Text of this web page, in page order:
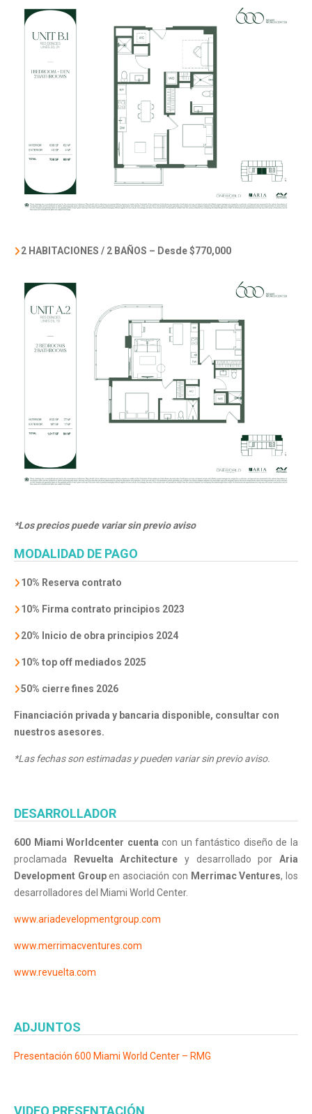
2 HABITACIONES / 2 BAÑOS – Desde $770,000
*Los precios puede variar sin previo aviso
MODALIDAD DE PAGO
10% Reserva contrato
10% Firma contrato principios 2023
20% Inicio de obra principios 2024
10% top off mediados 2025
50% cierre fines 2026
Financiación privada y bancaria disponible, consultar con
nuestros asesores.
*Las fechas son estimadas y pueden variar sin previo aviso.
DESARROLLADOR
600 Miami Worldcenter cuentacon un fantástico diseño de la
proclamada
Revuelta Architecture y desarrollado porAria
Development Groupen asociación con Merrimac Ventures, los
desarrolladores del Miami World Center.
www.ariadevelopmentgroup.com
www.merrimacventures.com
www.revuelta.com
ADJUNTOS
Presentación 600 Miami World Center – RMG
VIDEO PRESENTACIÓN